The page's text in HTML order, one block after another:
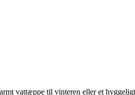
vattæppe til vinteren eller et